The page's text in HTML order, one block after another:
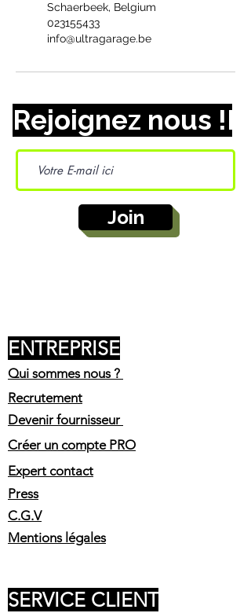
Schaerbeek, Belgium
023155433
info@ultragarage.be
Rejoignez nous !
Join
ENTREPRISE
Qui sommes nous ?
Recrutement
Devenir fournisseur
Créer un compte PRO
Expert contact
Press
C.G.V
Mentions légales
SERVICE CLIENT